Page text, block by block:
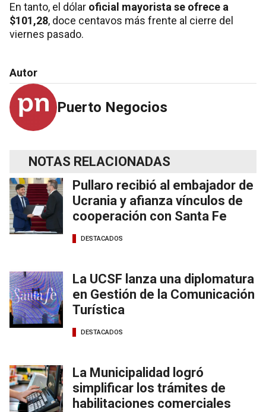
En tanto, el dólar oficial mayorista se ofrece a
$101,28, doce centavos más frente al cierre del
viernes pasado.
Autor
Puerto Negocios
NOTAS RELACIONADAS
Pullaro recibió al embajador de
Ucrania y afianza vínculos de
cooperación con Santa Fe
DESTACADOS
La UCSF lanza una diplomatura
en Gestión de la Comunicación
Turística
DESTACADOS
La Municipalidad logró
simplificar los trámites de
habilitaciones comerciales